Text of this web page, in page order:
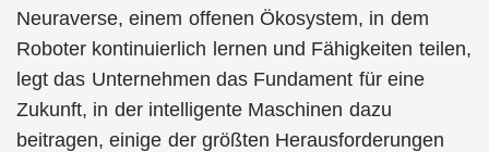
Neuraverse, einem offenen Ökosystem, in dem
Roboter kontinuierlich lernen und Fähigkeiten teilen,
legt das Unternehmen das Fundament für eine
Zukunft, in der intelligente Maschinen dazu
beitragen, einige der größten Herausforderungen